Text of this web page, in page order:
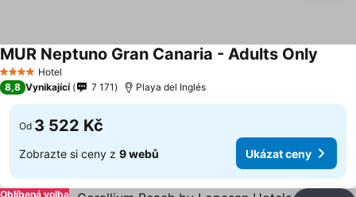
4 Počet hvězdiček
Hotel
MUR Neptuno Gran Canaria - Adults Only
8,8 Vynikající 7 171 Playa del Inglés
Od 3 522 Kč
Zobrazte si ceny z 9 webů Ukázat ceny
Oblíbená volba